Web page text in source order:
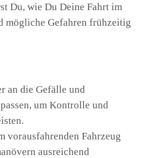
Du, wie Du Deine Fahrt im
mögliche Gefahren frühzeitig
an die Gefälle und
um Kontrolle und
vorausfahrenden Fahrzeug
ausreichend